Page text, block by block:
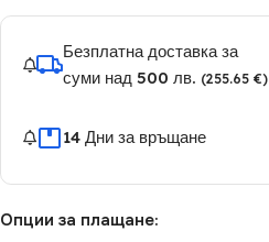
Безплатна доставка за
суми над 500 лв. (255.65 €)
14 Дни за връщане
Опции за плащане: